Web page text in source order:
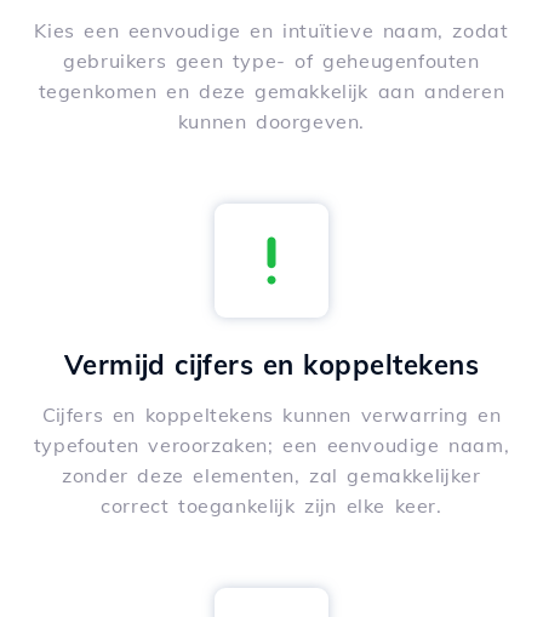
Kies een eenvoudige en intuïtieve naam, zodat
gebruikers geen type- of geheugenfouten
tegenkomen en deze gemakkelijk aan anderen
kunnen doorgeven.
Vermijd cijfers en koppeltekens
Cijfers en koppeltekens kunnen verwarring en
typefouten veroorzaken; een eenvoudige naam,
zonder deze elementen, zal gemakkelijker
correct toegankelijk zijn elke keer.